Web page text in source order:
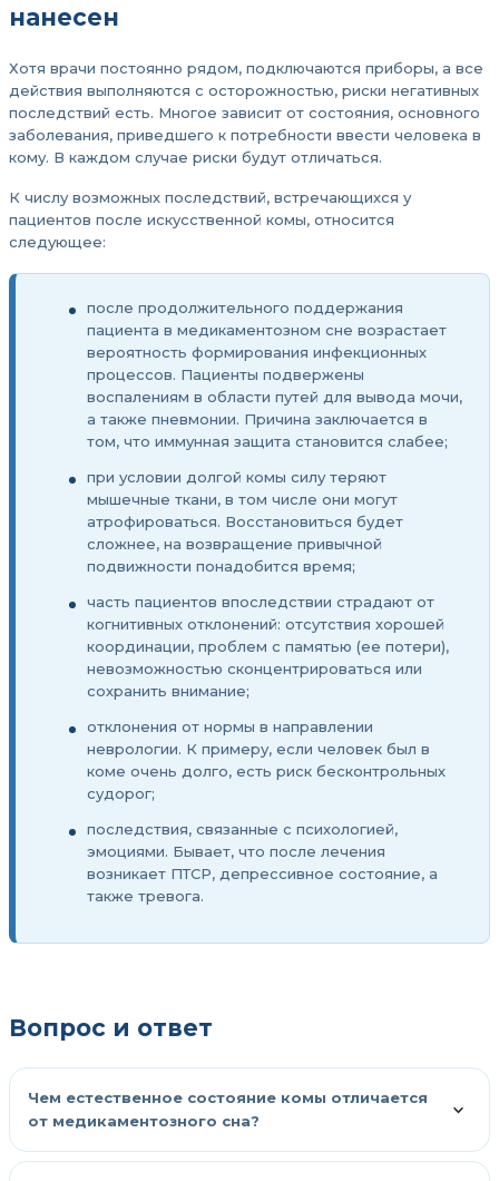
нанесен
Хотя врачи постоянно рядом, подключаются приборы, а все
действия выполняются с осторожностью, риски негативных
последствий есть. Многое зависит от состояния, основного
заболевания, приведшего к потребности ввести человека в
кому. В каждом случае риски будут отличаться.
К числу возможных последствий, встречающихся у
пациентов после искусственной комы, относится
следующее:
после продолжительного поддержания
пациента в медикаментозном сне возрастает
вероятность формирования инфекционных
процессов. Пациенты подвержены
воспалениям в области путей для вывода мочи,
а также пневмонии. Причина заключается в
том, что иммунная защита становится слабее;
при условии долгой комы силу теряют
мышечные ткани, в том числе они могут
атрофироваться. Восстановиться будет
сложнее, на возвращение привычной
подвижности понадобится время;
часть пациентов впоследствии страдают от
когнитивных отклонений: отсутствия хорошей
координации, проблем с памятью (ее потери),
невозможностью сконцентрироваться или
сохранить внимание;
отклонения от нормы в направлении
неврологии. К примеру, если человек был в
коме очень долго, есть риск бесконтрольных
судорог;
последствия, связанные с психологией,
эмоциями. Бывает, что после лечения
возникает ПТСР, депрессивное состояние, а
также тревога.
Вопрос и ответ
Чем естественное состояние комы отличается
от медикаментозного сна?